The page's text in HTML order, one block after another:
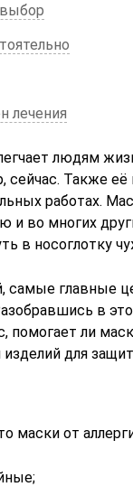
лечения
людям
сейчас. Также
работах.
во многих
в носоглотку
самые главные
в
помогает ли
для
маски от